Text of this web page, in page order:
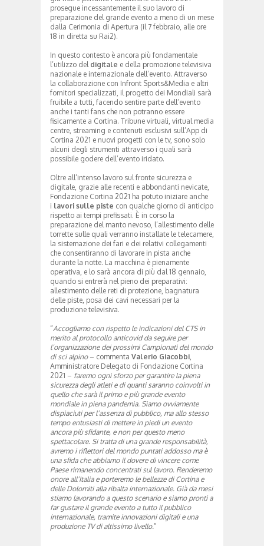
prosegue incessantemente il suo lavoro di
preparazione del grande evento a meno di un mese
dalla Cerimonia di Apertura (il 7 febbraio, alle ore
18 in diretta su Rai2).
In questo contesto è ancora più fondamentale
l’utilizzo del digitale e della promozione televisiva
nazionale e internazionale dell’evento. Attraverso
la collaborazione con Infront Sports&Media e altri
fornitori specializzati, il progetto dei Mondiali sarà
fruibile a tutti, facendo sentire parte dell’evento
anche i tanti fans che non potranno essere
fisicamente a Cortina. Tribune virtuali, virtual media
centre, streaming e contenuti esclusivi sull’App di
Cortina 2021 e nuovi progetti con le tv, sono solo
alcuni degli strumenti attraverso i quali sarà
possibile godere dell’evento iridato.
Oltre all’intenso lavoro sul fronte sicurezza e
digitale, grazie alle recenti e abbondanti nevicate,
Fondazione Cortina 2021 ha potuto iniziare anche
i lavori sulle piste con qualche giorno di anticipo
rispetto ai tempi prefissati. È in corso la
preparazione del manto nevoso, l’allestimento delle
torrette sulle quali verranno installate le telecamere,
la sistemazione dei fari e dei relativi collegamenti
che consentiranno di lavorare in pista anche
durante la notte. La macchina è pienamente
operativa, e lo sarà ancora di più dal 18 gennaio,
quando si entrerà nel pieno dei preparativi:
allestimento delle reti di protezione, bagnatura
delle piste, posa dei cavi necessari per la
produzione televisiva.
“Accogliamo con rispetto le indicazioni del CTS in
merito al protocollo anticovid da seguire per
l’organizzazione dei prossimi Campionati del mondo
di sci alpino– commenta Valerio Giacobbi,
Amministratore Delegato di Fondazione Cortina
2021 – faremo ogni sforzo per garantire la piena
sicurezza degli atleti e di quanti saranno coinvolti in
quello che sarà il primo e più grande evento
mondiale in piena pandemia. Siamo ovviamente
dispiaciuti per l’assenza di pubblico, ma allo stesso
tempo entusiasti di mettere in piedi un evento
ancora più sfidante, e non per questo meno
spettacolare. Si tratta di una grande responsabilità,
avremo i riflettori del mondo puntati addosso ma è
una sfida che abbiamo il dovere di vincere come
Paese rimanendo concentrati sul lavoro. Renderemo
onore all’Italia e porteremo le bellezze di Cortina e
delle Dolomiti alla ribalta internazionale. Già da mesi
stiamo lavorando a questo scenario e siamo pronti a
far gustare il grande evento a tutto il pubblico
internazionale, tramite innovazioni digitali e una
produzione TV di altissimo livello.”